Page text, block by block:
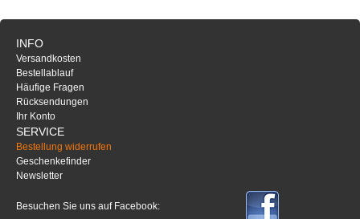
INFO
Versandkosten
Bestellablauf
Häufige Fragen
Rücksendungen
Ihr Konto
SERVICE
Bestellung widerrufen
Geschenkefinder
Newsletter
Besuchen Sie uns auf Facebook: